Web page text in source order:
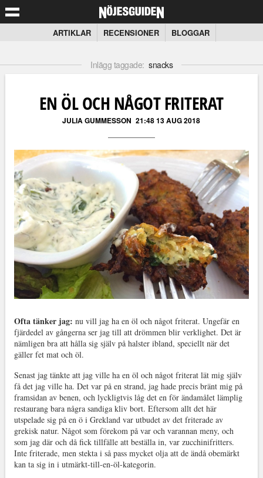
ARTIKLAR RECENSIONER BLOGGAR
Inlägg taggade: snacks
EN ÖL OCH NÅGOT FRITERAT
JULIA GUMMESSON 21:48 13 AUG 2018
Ofta tänker jag: nu vill jag ha en öl och något friterat. Ungefär en
fjärdedel av gångerna ser jag till att drömmen blir verklighet. Det är
nämligen bra att hålla sig själv på halster ibland, speciellt när det
gäller fet mat och öl.
Senast jag tänkte att jag ville ha en öl och något friterat lät mig själv
få det jag ville ha. Det var på en strand, jag hade precis bränt mig på
framsidan av benen, och lyckligtvis låg det en för ändamålet lämplig
restaurang bara några sandiga kliv bort. Eftersom allt det här
utspelade sig på en ö i Grekland var utbudet av det friterade av
grekisk natur. Något som förekom på var och varannan meny, och
som jag där och då fick tillfälle att beställa in, var zucchinifritters.
Inte friterade, men stekta i så pass mycket olja att de ändå obemärkt
kan ta sig in i utmärkt-till-en-öl-kategorin.